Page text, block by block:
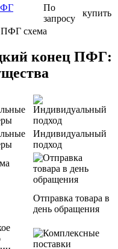
По
запросу
купить
конец ПФГ:
Индивидуальный
подход
Отправка товара в
день обращения